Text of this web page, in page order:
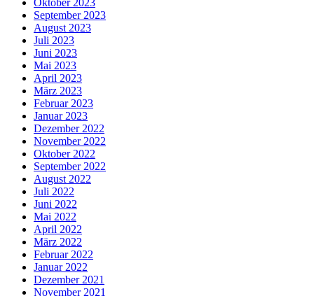
Oktober 2023
September 2023
August 2023
Juli 2023
Juni 2023
Mai 2023
April 2023
März 2023
Februar 2023
Januar 2023
Dezember 2022
November 2022
Oktober 2022
September 2022
August 2022
Juli 2022
Juni 2022
Mai 2022
April 2022
März 2022
Februar 2022
Januar 2022
Dezember 2021
November 2021